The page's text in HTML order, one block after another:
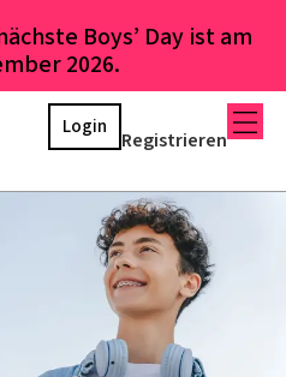
Boys’ Day ist am
2026.
Registrieren
Login